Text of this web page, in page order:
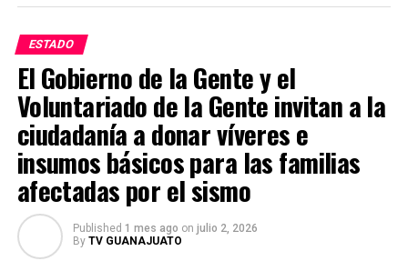
delictivo mantiene presencia en varios estados del país y
lo consideran uno de los principales generadores de
violencia. Mientras tanto, las investigaciones continúan
y las autoridades mexicanas y estadounidenses
mantienen la búsqueda de Juan Carlos Valencia
González para que responda ante la justicia por los
delitos que se le atribuyen.
ESTADO
El Gobierno de la Gente y el
Voluntariado de la Gente invitan a la
ciudadanía a donar víveres e
insumos básicos para las familias
afectadas por el sismo
Published 1 mes ago on julio 2, 2026
By TV GUANAJUATO